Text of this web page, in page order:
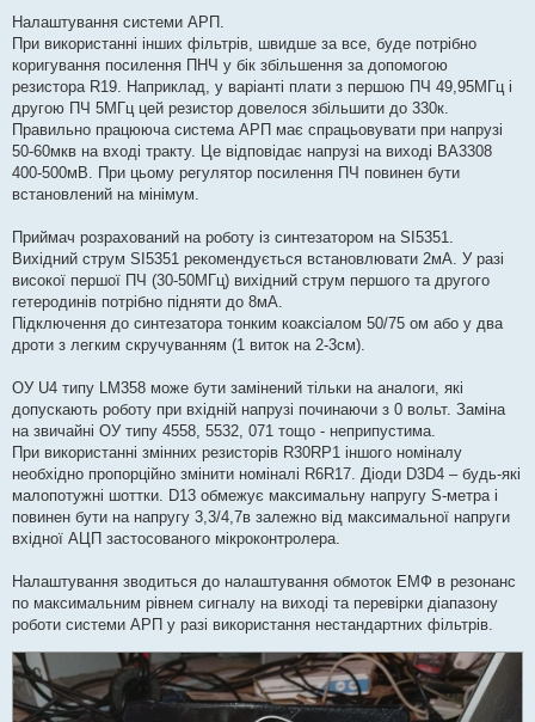
Налаштування системи АРП.
При використанні інших фільтрів, швидше за все, буде потрібно
коригування посилення ПНЧ у бік збільшення за допомогою
резистора R19. Наприклад, у варіанті плати з першою ПЧ 49,95МГц і
другою ПЧ 5МГц цей резистор довелося збільшити до 330к.
Правильно працююча система АРП ​​має спрацьовувати при напрузі
50-60мкв на вході тракту. Це відповідає напрузі на виході BA3308
400-500мВ. При цьому регулятор посилення ПЧ повинен бути
встановлений на мінімум.
Приймач розрахований на роботу із синтезатором на SI5351.
Вихідний струм SI5351 рекомендується встановлювати 2мА. У разі
високої першої ПЧ (30-50МГц) вихідний струм першого та другого
гетеродинів потрібно підняти до 8мА.
Підключення до синтезатора тонким коаксіалом 50/75 ом або у два
дроти з легким скручуванням (1 виток на 2-3см).
ОУ U4 типу LM358 може бути замінений тільки на аналоги, які
допускають роботу при вхідній напрузі починаючи з 0 вольт. Заміна
на звичайні ОУ типу 4558, 5532, 071 тощо - неприпустима.
При використанні змінних резисторів R30RP1 іншого номіналу
необхідно пропорційно змінити номіналі R6R17. Діоди D3D4 – будь-які
малопотужні шоттки. D13 обмежує максимальну напругу S-метра і
повинен бути на напругу 3,3/4,7в залежно від максимальної напруги
вхідної АЦП застосованого мікроконтролера.
Налаштування зводиться до налаштування обмоток ЕМФ в резонанс
по максимальним рівнем сигналу на виході та перевірки діапазону
роботи системи АРП у разі використання нестандартних фільтрів.